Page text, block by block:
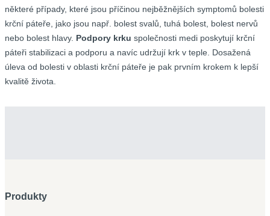
některé případy, které jsou příčinou nejběžnějších symptomů bolesti
krční páteře, jako jsou např. bolest svalů, tuhá bolest, bolest nervů
nebo bolest hlavy. Podpory krku společnosti medi poskytují krční
páteři stabilizaci a podporu a navíc udržují krk v teple. Dosažená
úleva od bolesti v oblasti krční páteře je pak prvním krokem k lepší
kvalitě života.
Produkty